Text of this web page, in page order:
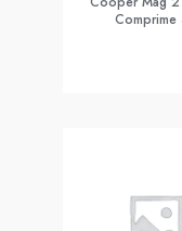
Comprime